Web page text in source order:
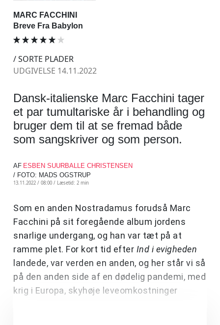
MARC FACCHINI
Breve Fra Babylon
/ SORTE PLADER
UDGIVELSE 14.11.2022
Dansk-italienske Marc Facchini tager
et par tumultariske år i behandling og
bruger dem til at se fremad både
som sangskriver og som person.
AF ESBEN SUURBALLE CHRISTENSEN
/ FOTO: MADS OGSTRUP
13.11.2022 / 08:00 / Læsetid: 2 min
Som en anden Nostradamus forudså Marc
Facchini på sit foregående album jordens
snarlige undergang, og han var tæt på at
ramme plet. For kort tid efter Ind i evigheden
landede, var verden en anden, og her står vi så
på den anden side af en dødelig pandemi, med
krig i Europa, skyhøje leveomkostninger